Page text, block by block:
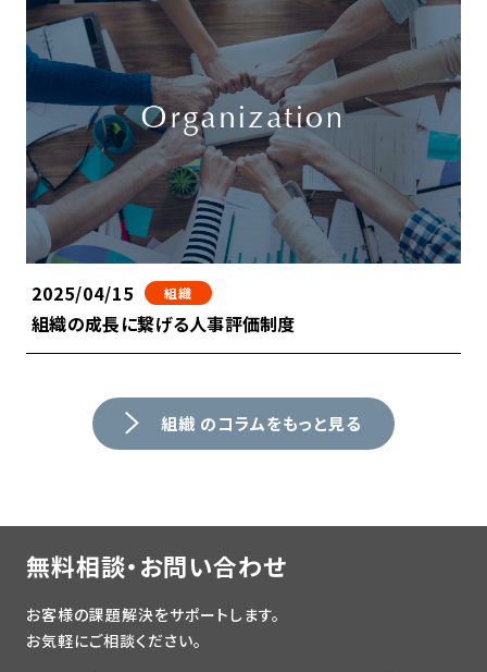
2025/04/15 組織
組織の成長に繋げる人事評価制度
組織 のコラムをもっと見る
無料相談・お問い合わせ
お客様の課題解決をサポートします。
お気軽にご相談ください。